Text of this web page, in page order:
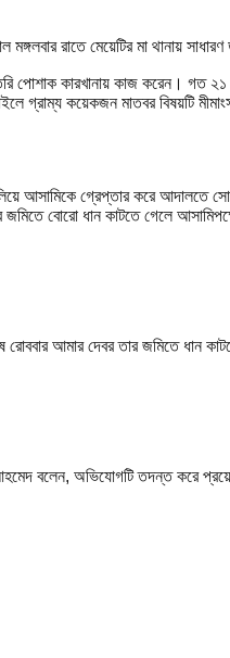
রাতে মেয়েটির মা থানায়
পোশাক কারখানায় কাজ করেন। গত
গ্রাম্য কয়েকজন মাতবর বিষয়টি
আসামিকে গ্রেপ্তার করে আদালতে
জমিতে বোরো ধান কাটতে গেলে
আমার দেবর তার জমিতে ধান
আহমেদ বলেন, অভিযোগটি তদন্ত করে